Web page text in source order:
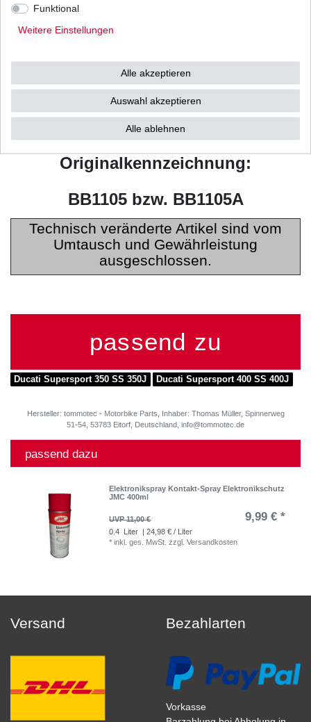
Supersport 400 SS
Typ: 350J / 400J
Baujahr: 1989 - 1995
Ersetzt CDI mit
Originalkennzeichnung:
BB1105 bzw. BB1105A
Technisch veränderte Artikel sind vom
Umtausch und Gewährleistung
ausgeschlossen.
passend zu
Ducati Supersport 350 SS 350J Ducati Supersport 400 SS 400J
Hersteller: tommotec - Motorbike Parts, Inhaber: Thomas Müller, Spinnerweg
51-54, 53783 Eitorf, Deutschland, info@tommotec.de
passend dazu
Elektronikspray Kontakt-Spray Elektronikschutz
JMC 400ml
UVP 11,00 € 9,99 € *
0.4 Liter
| 24,98 € / Liter
*inkl. ges. MwSt. zzgl.Versandkosten
Versand Bezahlarten
Vorkasse
Funktional
Weitere Einstellungen
Alle akzeptieren
Auswahl akzeptieren
Alle ablehnen